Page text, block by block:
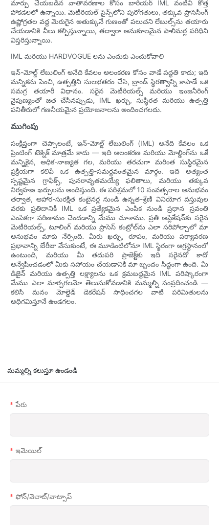
మార్పు చేయబడిన వాతావరణాల కోసం బారియర్ IML వంటివి కొత్త
పోకడలలో ఉన్నాయి. మెటీరియల్ సైన్స్‌లోని పురోగతులు, తక్కువ ప్రాసెసింగ్
ఉష్ణోగ్రతల వద్ద మెరుగైన అతుక్కునే గుణంతో పలుచని లేబుల్స్‌ను తయారు
చేయడానికి వీలు కల్పిస్తున్నాయి, తద్వారా అనుకూలమైన పాలిమర్ల పరిధిని
విస్తరిస్తున్నాయి.
IML మరియు HARDVOGUE లను ఎందుకు ఎంచుకోవాలి
ఇన్-మోల్డ్ లేబులింగ్ అనేది కేవలం అలంకరణ కోసం వాడే పద్ధతి కాదు; ఇది
మన్నికను పెంచి, ఉత్పత్తిని సులభతరం చేసి, బ్రాండ్ స్థిరత్వాన్ని కాపాడే ఒక
సమగ్ర తయారీ విధానం. సరైన మెటీరియల్స్ మరియు ఇంజనీరింగ్
నైపుణ్యంతో జత చేసినప్పుడు, IML ఖర్చు, సుస్థిరత మరియు ఉత్పత్తి
పనితీరులో గణనీయమైన ప్రయోజనాలను అందించగలదు.
ముగింపు
సంక్షిప్తంగా చెప్పాలంటే, ఇన్-మోల్డ్ లేబులింగ్ (IML) అనేది కేవలం ఒక
ప్రింటింగ్ టెక్నిక్ మాత్రమే కాదు — ఇది అలంకరణ మరియు మోల్డింగ్‌ను ఒకే
మన్నికైన, అధిక-నాణ్యత గల, మరియు తరచుగా మరింత సుస్థిరమైన
ప్రక్రియగా కలిపే ఒక ఉత్పత్తి-సమర్థవంతమైన మార్గం. ఇది అత్యంత
స్పష్టమైన గ్రాఫిక్స్, పునరావృతమయ్యే ఫలితాలు, మరియు తక్కువ
నిర్వహణ ఖర్చులను అందిస్తుంది. ఈ పరిశ్రమలో 10 సంవత్సరాల అనుభవం
తర్వాత, ఆహార-సురక్షిత కంటైనర్ల నుండి ఉన్నత-శ్రేణి వినియోగ వస్తువుల
వరకు ప్రతిదానికీ IML ఒక ప్రత్యేకమైన ఎంపిక నుండి ప్రధాన స్రవంతి
ఎంపికగా పరిణామం చెందడాన్ని మేము చూశాము. ప్రతి అప్లికేషన్‌కు సరైన
మెటీరియల్స్, టూలింగ్ మరియు ప్రాసెస్ కంట్రోల్‌ను ఎలా సరిపోల్చాలో మా
అనుభవం మాకు నేర్పింది. మీరు ఖర్చు, రూపం, మరియు పర్యావరణ
ప్రభావాన్ని బేరీజు వేసుకుంటే, ఈ మూడింటిలోనూ IML స్థిరంగా అగ్రస్థానంలో
ఉంటుంది, మరియు మీ తదుపరి ప్రాజెక్ట్‌కు ఇది సరైనదో కాదో
అన్వేషించడంలో మీకు సహాయం చేయడానికి మా బృందం సిద్ధంగా ఉంది. మీ
డిజైన్ మరియు ఉత్పత్తి లక్ష్యాలను ఒక క్రమబద్ధమైన IML పరిష్కారంగా
మేము ఎలా మార్చగలమో తెలుసుకోవడానికి మమ్మల్ని సంప్రదించండి —
కలిసి మనం మోల్డెడ్ డెకరేషన్ సాధించగల వాటి పరిమితులను
అధిగమిస్తూనే ఉండగలం.
మమ్మల్ని కలుస్తూ ఉండండి
పేరు
ఇమెయిల్
ఫోన్/వెచాట్/వాట్సాప్